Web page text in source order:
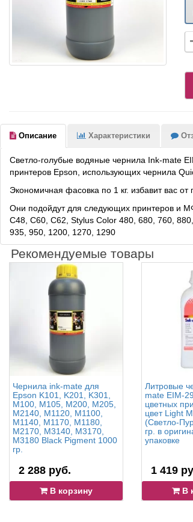
Описание Характеристики
Светло-голубые водяные чернила Ink-mate
принтеров Epson, использующих чернила
Экономичная фасовка по 1 кг. избавит вас от
Они подойдут для следующих принтеров и
C48, C60, C62, Stylus Color 480, 680, 760,
935, 950, 1200, 1270, 1290
Рекомендуемые товары
Чернила ink-mate для
Epson K101, K201, K301,
M100, M105, M200, M205,
M2140, M1120, M1100,
M1140, M1170, M1180,
M2170, M3140, M3170,
M3180 Black Pigment 1000
гр.
2 288 руб.
В корзину
Литровые
mate EIM-
цветных
цвет Light
(Светло-
гр. в
упаковке
1 419
В